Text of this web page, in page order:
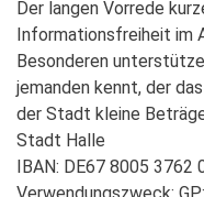
Der langen Vorrede
Informationsfreiheit im
Besonderen
jemanden kennt, der
der Stadt kleine
Stadt Halle
IBAN: DE67 8005 3762